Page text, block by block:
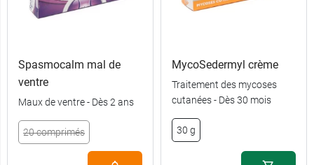
Spasmocalm mal de
ventre
Maux de ventre - Dès 2 ans
20 comprimés
MycoSedermyl crème
Traitement des mycoses
cutanées - Dès 30 mois
30 g